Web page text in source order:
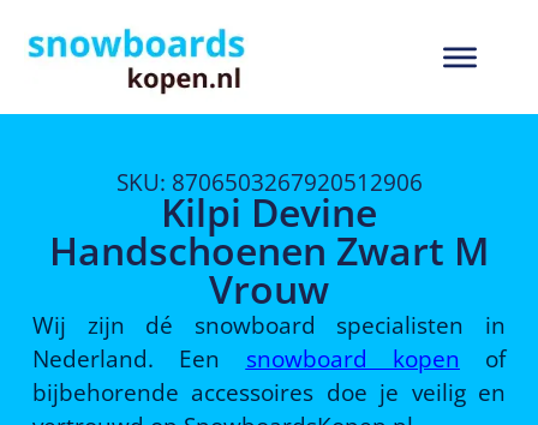
SKU: 8706503267920512906
Kilpi Devine
Handschoenen Zwart M
Vrouw
Wij zijn dé snowboard specialisten in
Nederland. Een snowboard kopen of
bijbehorende accessoires doe je veilig en